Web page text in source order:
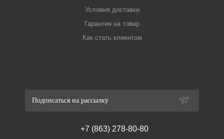
Условия доставки
Гарантия на товар
Как стать клиентом
Подписаться на рассылку
+7 (863) 278-80-80